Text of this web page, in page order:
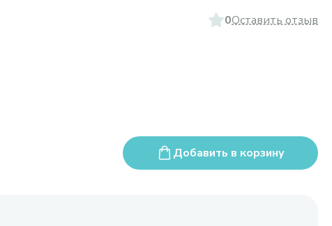
0Оставить отзыв
Добавить в корзину